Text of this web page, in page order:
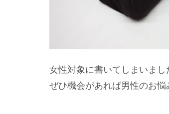
女性対象に書いてしまいま
ぜひ機会があれば男性のお